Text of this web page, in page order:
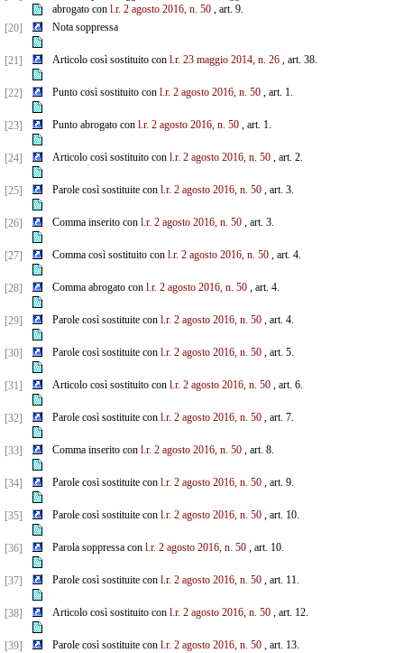
abrogato con l.r. 2 agosto 2016, n. 50, art. 9.
[20]
Nota soppressa
[21] Articolo così sostituito con l.r. 23 maggio 2014, n. 26, art. 38.
[22] Punto così sostituito con l.r. 2 agosto 2016, n. 50, art. 1.
[23] Punto abrogato con l.r. 2 agosto 2016, n. 50, art. 1.
[24] Articolo così sostituito con l.r. 2 agosto 2016, n. 50, art. 2.
[25] Parole così sostituite con l.r. 2 agosto 2016, n. 50, art. 3.
[26] Comma inserito con l.r. 2 agosto 2016, n. 50, art. 3.
[27] Comma così sostituito con l.r. 2 agosto 2016, n. 50, art. 4.
[28] Comma abrogato con l.r. 2 agosto 2016, n. 50, art. 4.
[29] Parole così sostituite con l.r. 2 agosto 2016, n. 50, art. 4.
[30] Parole così sostituite con l.r. 2 agosto 2016, n. 50, art. 5.
[31] Articolo così sostituito con l.r. 2 agosto 2016, n. 50, art. 6.
[32] Parole così sostituite con l.r. 2 agosto 2016, n. 50, art. 7.
[33] Comma inserito con l.r. 2 agosto 2016, n. 50, art. 8.
[34] Parole così sostituite con l.r. 2 agosto 2016, n. 50, art. 9.
[35] Parole così sostituite con l.r. 2 agosto 2016, n. 50, art. 10.
[36] Parola soppressa con l.r. 2 agosto 2016, n. 50, art. 10.
[37] Parole così sostituite con l.r. 2 agosto 2016, n. 50, art. 11.
[38] Articolo così sostituito con l.r. 2 agosto 2016, n. 50, art. 12.
[39] Parole così sostituite con l.r. 2 agosto 2016, n. 50, art. 13.